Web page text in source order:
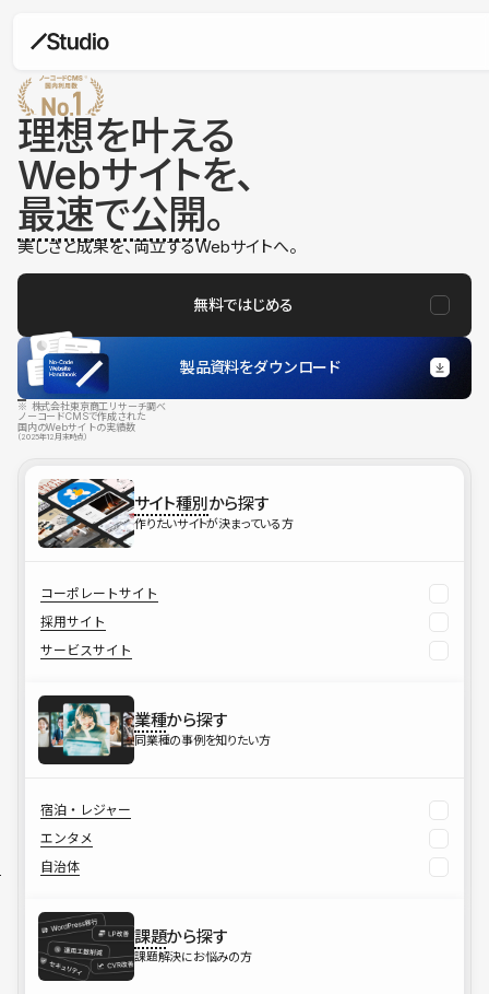
理想を叶える
Webサイトを、
最速で公開。
美しさと成果を、両立するWebサイトへ。
無料ではじめる
製品資料をダウンロード
※ 株式会社東京商工リサーチ調べ
ノーコードCMSで作成された
国内のWebサイトの実績数
（2025年12月末時点）
サイト種別から探す
作りたいサイトが決まっている方
コーポレートサイト
採用サイト
サービスサイト
業種から探す
同業種の事例を知りたい方
宿泊・レジャー
エンタメ
自治体
課題から探す
課題解決にお悩みの方